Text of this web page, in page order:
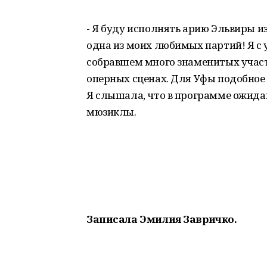
- Я буду исполнять арию Эльвиры
одна из моих любимых партий! Я с
собравшем много знаменитых
оперных сценах. Для Уфы
Я слышала, что в программе
мюзиклы.
Записала Эмилия Завричко.